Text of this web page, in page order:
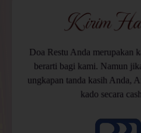
Kirim
Doa Restu Anda merupakan
berarti bagi kami. Namun
ungkapan tanda kasih Anda,
kado secara